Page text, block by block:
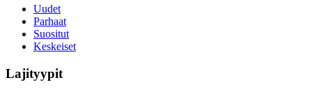
Uudet
Parhaat
Suositut
Keskeiset
Lajityypit